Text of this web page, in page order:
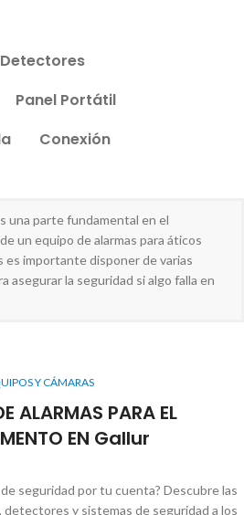
Detectores
Panel Portátil
Conexión
una parte fundamental en el
un equipo de alarmas para áticos
es importante disponer de varias
asegurar la seguridad si algo falla en
Y CÁMARAS
ALARMAS PARA EL
EN Gallur
seguridad por tu cuenta? Descubre las
detectores y sistemas de seguridad a los